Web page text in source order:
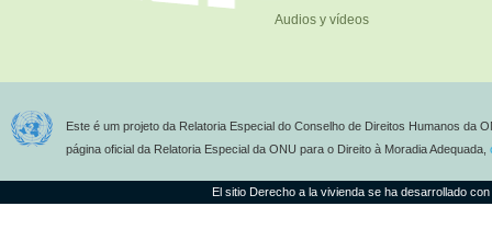
Audios y vídeos
Este é um projeto da Relatoria Especial do Conselho de Direitos Humanos da
página oficial da Relatoria Especial da ONU para o Direito à Moradia Adequada,
El sitio Derecho a la vivienda se ha desarrollado